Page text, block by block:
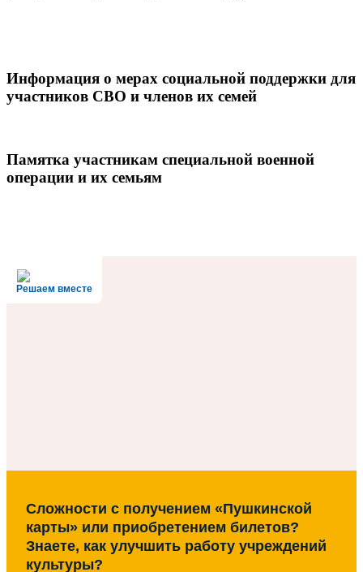
Информация о мерах социальной поддержки для
участников СВО и членов их семей
Памятка участникам специальной военной
операции и их семьям
Решаем вместе
Сложности с получением «Пушкинской
карты» или приобретением билетов?
Знаете, как улучшить работу учреждений
культуры?